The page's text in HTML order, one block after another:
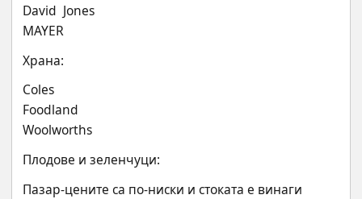
David  Jonеs
MAYER
Храна:
Соles
Foodland
Woolworths
Плодове и зеленчуци:
Пазар-цените са по-ниски и стоката е винаги